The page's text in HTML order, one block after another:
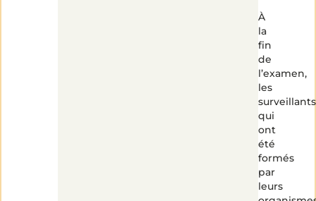
À
la
fin
de
l’examen,
les
surveillants
qui
ont
été
formés
par
leurs